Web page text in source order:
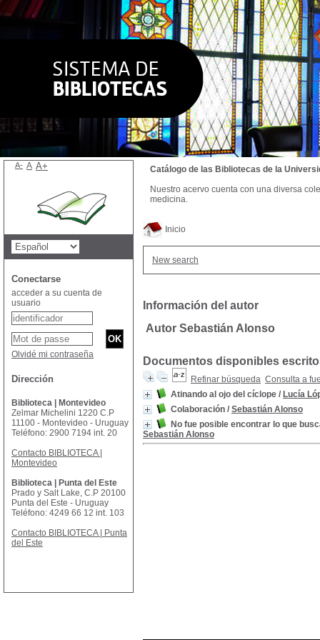
Inicio
New search
Información del autor
Autor Sebastián Alonso
Documentos disponibles
Refinar búsqueda Consulta a
Atinando al ojo del cíclope / Lucía
Colaboración / Sebastián Alonso
No fue posible encontrar lo que
Sebastián Alonso
Catálogo de las Bibliotecas de la
Nuestro acervo cuenta con una diversa
medicina.
A- A A+
Conectarse
acceder a su cuenta de
usuario
Olvidé mi contraseña
Dirección
Biblioteca | Montevideo
Zelmar Michelini 1220 C.P
11100 - Montevideo - Uruguay
Teléfono: 2900 7194 int. 20
Contacto BIBLIOTECA |
Montevideo
Biblioteca | Punta del Este
Prado y Salt Lake, C.P 20100
Punta del Este - Uruguay
Teléfono: 4249 66 12 int. 103
Contacto BIBLIOTECA | Punta
del Este